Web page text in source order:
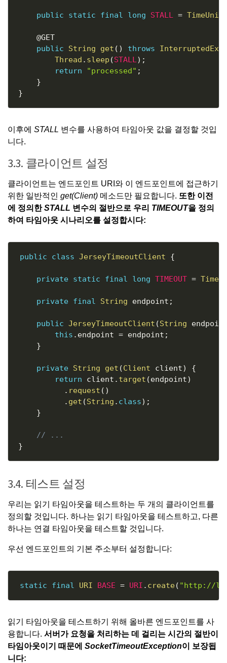
public static final long STALL = TimeUnit
@GET
public
String get ( ) throws
Thread . sleep (STALL ) ;
return
"processed" ;
}
}
이후에 STALL 변수를 사용하여 타임아웃 값을 결정할 것입
니다.
3.3. 클라이언트 설정
클라이언트는 엔드포인트 URI와 이 엔드포인트에 접근하기
위한 일반적인 get(Client) 메소드만 필요합니다. 또한 이전
에 정의한STALL 변수의 절반으로 우리 TIMEOUT을 정의
하여 타임아웃 시나리오를 설정합시다:
public class JerseyTimeoutClient {
private static final long TIMEOUT =
private final String endpoint ;
public JerseyTimeoutClient (String
this . endpoint = endpoint ;
}
private String get (Client client)
{
return client . target (endpoint)
. request ( )
. get (String . class) ;
}
// ...
}
3.4. 테스트 설정
우리는 읽기 타임아웃을 테스트하는 두 개의 클라이언트를
정의할 것입니다. 하나는 읽기 타임아웃을 테스트하고, 다른
하나는 연결 타임아웃을 테스트할 것입니다.
우선 엔드포인트의 기본 주소부터 설정합니다:
static final URI BASE = URI . create( "http://
읽기 타임아웃을 테스트하기 위해 올바른 엔드포인트를 사
용합니다. 서버가 요청을 처리하는 데 걸리는 시간의 절반이
타임아웃이기 때문에 SocketTimeoutException이 보장됩
니다: